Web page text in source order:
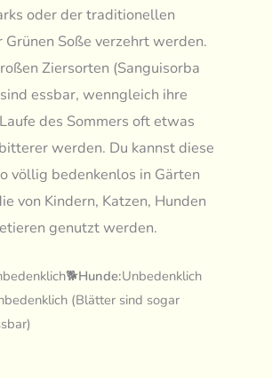
oder der traditionellen
Grünen Soße verzehrt werden.
Ziersorten (Sanguisorba
essbar, wenngleich ihre
des Sommers oft etwas
werden. Du kannst diese
völlig bedenkenlos in Gärten
von Kindern, Katzen, Hunden
genutzt werden.
🐕Hunde:Unbedenklich
(Blätter sind sogar